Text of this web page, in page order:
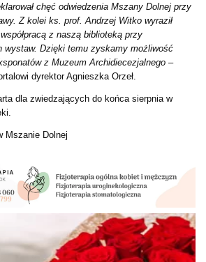
chęć odwiedzenia Mszany Dolnej przy
Z kolei ks. prof. Andrzej Witko wyraził
z naszą biblioteką przy
wystaw. Dzięki temu zyskamy możliwość
z Muzeum Archidiecezjalnego –
dyrektor Agnieszka Orzeł.
dla zwiedzających do końca sierpnia w
Mszanie Dolnej